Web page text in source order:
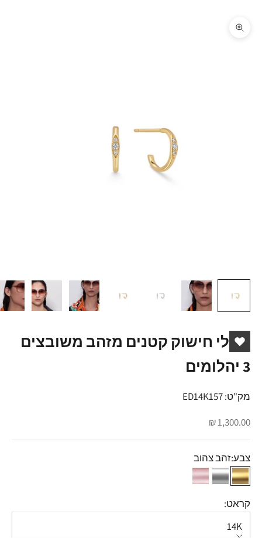
עגילי חישוק קטנים מזהב משובצים
3 יהלומים
מק"ט: ED14K157
מחיר מבצע
1,300.00 ₪
צבע:זהב צהוב
זהב צהוב
זהב לבןזהב אדום
קראט:
14K